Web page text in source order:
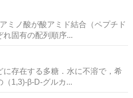
ミノ酸が酸アミド結合（ペプチド
固有の配列順序...
存在する多糖．水に不溶で，希
1,3)-β-D-グルカ...